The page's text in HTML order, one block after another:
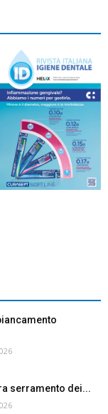
serramento dei...